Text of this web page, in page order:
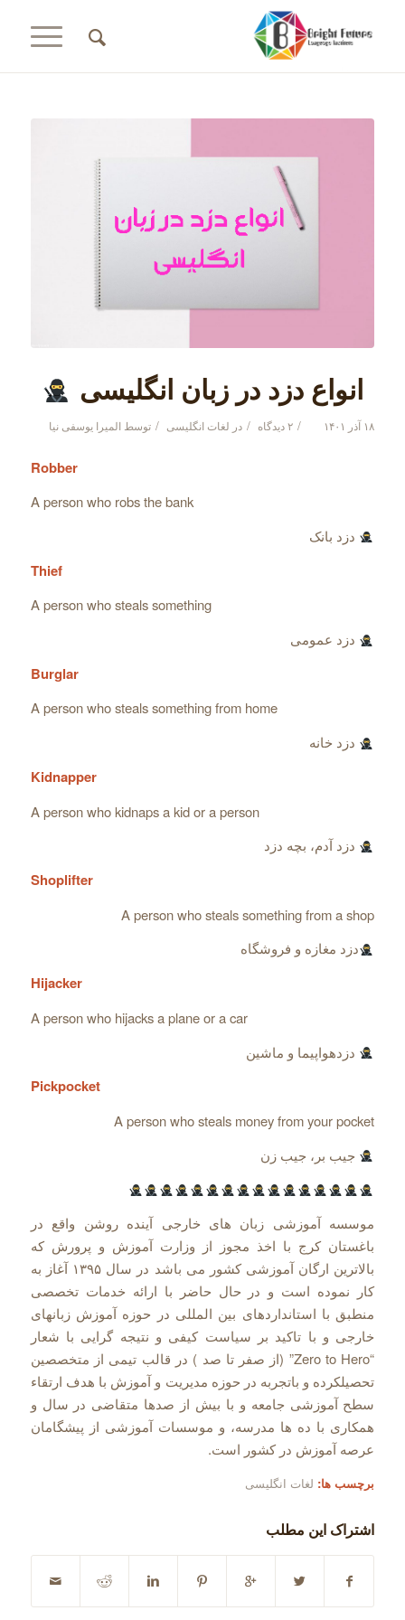
انواع دزد در زبان انگلیسی
۱۸ آذر ۱۴۰۱ / ۲ دیدگاه / در لغات انگلیسی / توسط المیرا یوسفی نیا
Robber
A person who robs the bank
دزد بانک
Thief
A person who steals something
دزد عمومی
Burglar
A person who steals something from home
دزد خانه
Kidnapper
A person who kidnaps a kid or a person
دزد آدم، بچه دزد
Shoplifter
A person who steals something from a shop
دزد مغازه و فروشگاه
Hijacker
A person who hijacks a plane or a car
دزدهواپیما و ماشین
Pickpocket
A person who steals money from your pocket
جیب بر، جیب زن
موسسه آموزشی زبان های خارجی آینده روشن واقع در
باغستان کرج با اخذ مجوز از وزارت آموزش و پرورش که
بالاترین ارگان آموزشی کشور می باشد در سال ۱۳۹۵ آغاز به
کار نموده است و در حال حاضر با ارائه خدمات تخصصی
منطبق با استانداردهای بین المللی در حوزه آموزش زبانهای
خارجی و با تاکید بر سیاست کیفی و نتیجه گرایی با شعار
“Zero to Hero” (از صفر تا صد ) در قالب تیمی از متخصصین
تحصیلکرده و باتجربه در حوزه مدیریت و آموزش با هدف ارتقاء
سطح آموزشی جامعه و با بیش از صدها متقاضی در سال و
همکاری با ده ها مدرسه، و موسسات آموزشی از پیشگامان
عرصه آموزش در کشور است.
برچسب ها: لغات انگلیسی
اشتراک این مطلب